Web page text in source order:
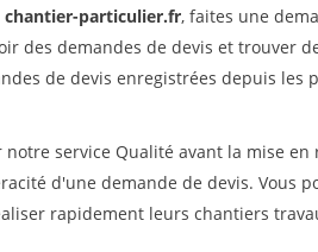
chantier-particulier.fr, faites une
des demandes de devis et trouver
de devis enregistrées depuis les
service Qualité avant la mise en
d'une demande de devis. Vous
rapidement leurs chantiers